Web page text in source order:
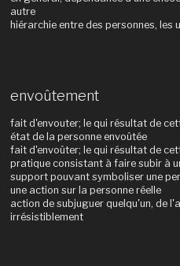
autre
hiérarchie entre des personnes,
envoûtement
fait d'envouter; le qui résultat de
état de la personne envoûtée
fait d'envoûter; le qui résultat de
pratique consistant à faire subir à
support pouvant symboliser une
une action sur la personne réelle
action de subjuguer quelqu'un, de
irrésistiblement